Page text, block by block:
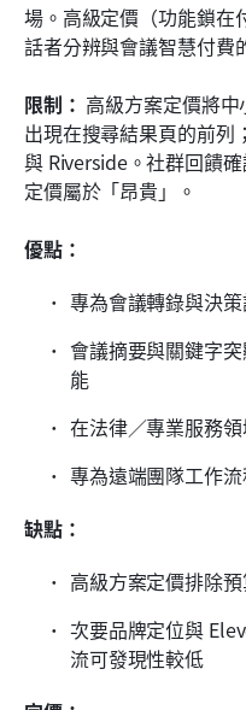
場。高級定價（功能鎖在
話者分辨與會議智慧付費
限制： 高級方案定價將
出現在搜尋結果頁的前列
與 Riverside。社群回饋
定價屬於「昂貴」。
優點：
專為會議轉錄與決
會議摘要與關鍵字
能
在法律／專業服務領
專為遠端團隊工作
缺點：
高級方案定價排除
次要品牌定位與
流可發現性較低